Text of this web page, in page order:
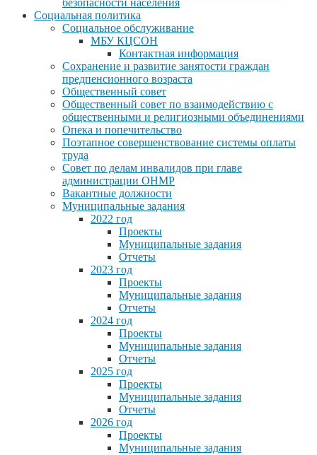
Социальная политика
Социальное обслуживание
МБУ КЦСОН
Контактная информация
Сохранение и развитие занятости граждан
предпенсионного возраста
Общественный совет
Общественный совет по взаимодействию с
общественными и религиозными объединениями
Опека и попечительство
Поэтапное совершенствование системы оплаты
труда
Совет по делам инвалидов при главе
администрации ОНМР
Вакантные должности
Муниципальные задания
2022 год
Проекты
Муниципальные задания
Отчеты
2023 год
Проекты
Муниципальные задания
Отчеты
2024 год
Проекты
Муниципальные задания
Отчеты
2025 год
Проекты
Муниципальные задания
Отчеты
2026 год
Проекты
Муниципальные задания